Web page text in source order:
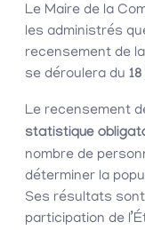
Le Maire de la
les administrés
recensement de
se déroulera du
Le recensement
statistique
nombre de
déterminer la
Ses résultats
participation de